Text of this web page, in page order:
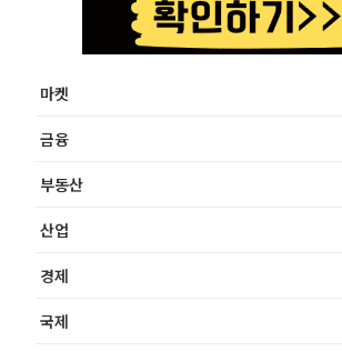
마켓
금융
부동산
산업
경제
국제